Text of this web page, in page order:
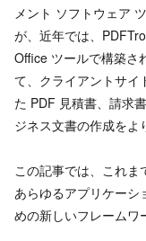
メント ソフトウェア
が、近年では、
Office ツールで構築さ
て、クライアントサ
た PDF 見積書、請求
ジネス文書の作成をよ
この記事では、これ
あらゆるアプリケーシ
めの新しいフレームワ